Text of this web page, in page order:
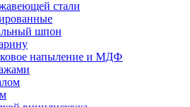
стали
шпон
напыление и МДФ